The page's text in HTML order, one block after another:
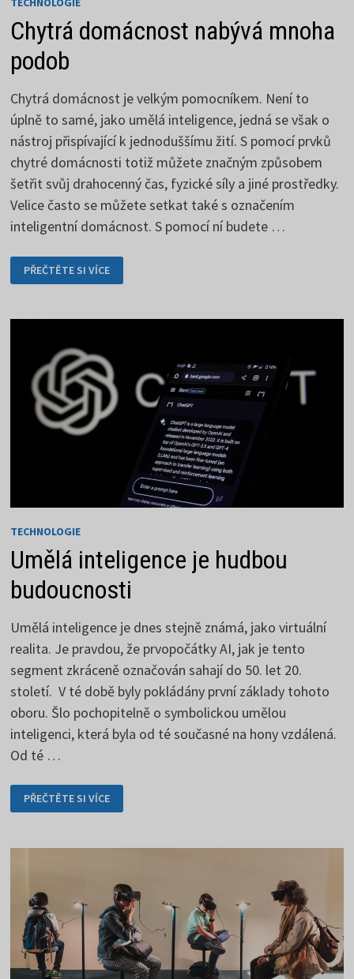
Chytrá domácnost nabývá mnoha
podob
Chytrá domácnost je velkým pomocníkem. Není to
úplně to samé, jako umělá inteligence, jedná se však o
nástroj přispívající k jednoduššímu žití. S pomocí prvků
chytré domácnosti totiž můžete značným způsobem
šetřit svůj drahocenný čas, fyzické síly a jiné prostředky.
Velice často se můžete setkat také s označením
inteligentní domácnost. S pomocí ní budete …
CHYTRÁ
DOMÁCNOST
NABÝVÁ
PŘEČTĚTE SI VÍCE
TECHNOLOGIE
Umělá inteligence je hudbou
budoucnosti
Umělá inteligence je dnes stejně známá, jako virtuální
realita. Je pravdou, že prvopočátky AI, jak je tento
segment zkráceně označován sahají do 50. let 20.
století. V té době byly pokládány první základy tohoto
oboru. Šlo pochopitelně o symbolickou umělou
inteligenci, která byla od té současné na hony vzdálená.
Od té …
UMĚLÁ
INTELIGENCE
JE
PŘEČTĚTE SI VÍCE